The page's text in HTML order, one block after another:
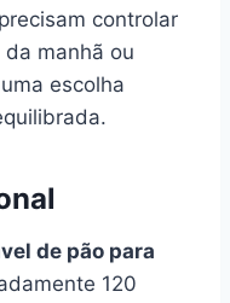
controlar
manhã ou
escolha
de pão para
120